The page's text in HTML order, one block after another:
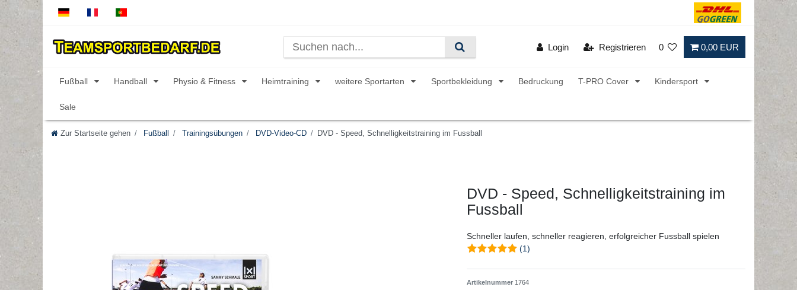
Login Registrieren 0 0,00 EUR
Fußball Handball Physio & Fitness Heimtraining weitere Sportarten Sportbekleidung Bedruckung T-PRO Cover Kindersport
Sale
Zur Startseite gehen Fußball Trainingsübungen DVD-Video-CD DVD - Speed, Schnelligkeitstraining im Fussball
DVD - Speed, Schnelligkeitstraining im
Fussball
Schneller laufen, schneller reagieren, erfolgreicher Fussball spielen
(1)
Artikelnummer 1764